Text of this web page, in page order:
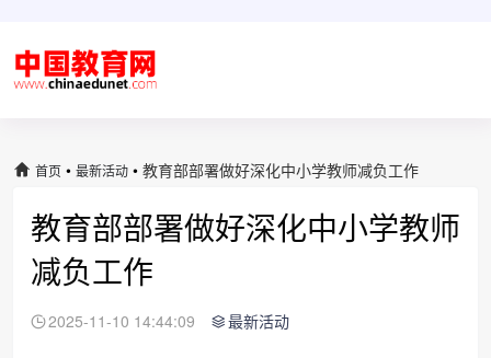
首页 • 最新活动 • 教育部部署做好深化中小学教师减负工作
教育部部署做好深化中小学教师
减负工作
2025-11-10 14:44:09 最新活动